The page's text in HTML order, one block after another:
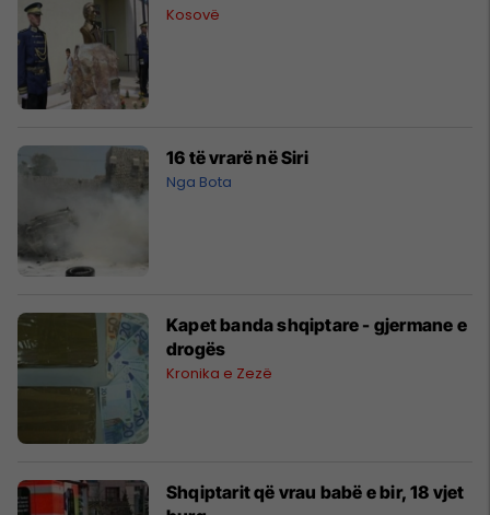
Kosovë
16 të vrarë në Siri
Nga Bota
Kapet banda shqiptare - gjermane e
drogës
Kronika e Zezë
Shqiptarit që vrau babë e bir, 18 vjet